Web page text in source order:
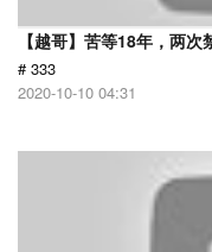
【越哥】苦等18年，两
# 333
2020-10-10 04:31